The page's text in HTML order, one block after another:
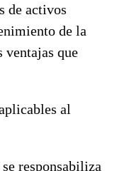
de activos
de la
ventajas que
al
responsabiliza